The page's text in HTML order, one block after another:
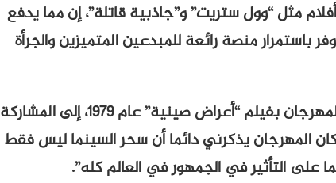
مثل “وول ستريت” و”جاذبية قاتلة”، إن مما يدفع
باستمرار منصة رائعة للمبدعين المتميزين والجرأة
وأضاف: “ومنذ مشاركتي للمرة الأولى في المهرجان بفيلم “أعراض صينية” عام 1979، إلى المشاركة
مرة بفيلم “وراء الشمعدان” عام 2013، كان المهرجان يذكرني دائما أن سحر السينما ليس فقط
على التأثير في الجمهور في العالم كله”.